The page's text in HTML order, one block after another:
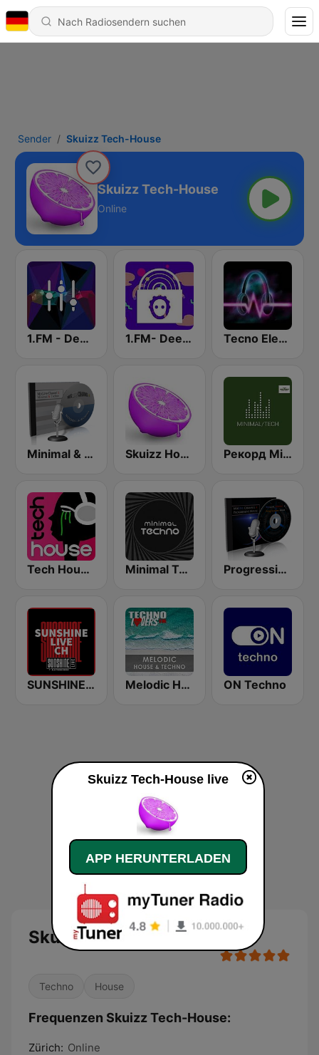
Sender Skuizz Tech-House
Skuizz Tech-House
Online
1.FM - Deep House 1.FM- Deep Techno & Tech House Tecno Electro
Minimal & Techno on MixLive.ie Skuizz House Рекорд Minimal/Tech (Record Minimal/Tech)
Tech House RadioSpinner Minimal Techno Radio Progressive & Tech-house on MixLive.ie
SUNSHINE LIVE CH Melodic House & Techno @ Technolovers.FM ON Techno
Skuizz Tech-House
Techno House
Frequenzen Skuizz Tech-House:
Zürich: Online
Skuizz Tech-House live
APP HERUNTERLADEN